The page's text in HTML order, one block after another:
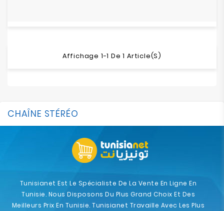
Affichage 1-1 De 1 Article(s)
CHAÎNE STÉRÉO
Tunisianet Est Le Spécialiste De La Vente En Ligne En
Tunisie. Nous Disposons Du Plus Grand Choix Et Des
Meilleurs Prix En Tunisie. Tunisianet Travaille Avec Les Plus